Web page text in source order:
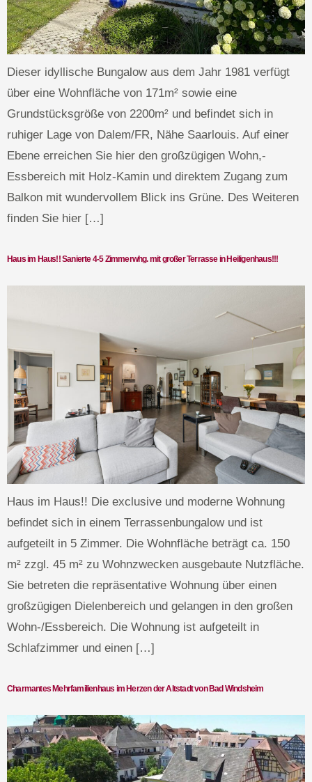
Dieser idyllische Bungalow aus dem Jahr 1981 verfügt
über eine Wohnfläche von 171m² sowie eine
Grundstücksgröße von 2200m² und befindet sich in
ruhiger Lage von Dalem/FR, Nähe Saarlouis. Auf einer
Ebene erreichen Sie hier den großzügigen Wohn,-
Essbereich mit Holz-Kamin und direktem Zugang zum
Balkon mit wundervollem Blick ins Grüne. Des Weiteren
finden Sie hier […]
Haus im Haus!! Sanierte 4-5 Zimmerwhg. mit großer Terrasse in Heiligenhaus!!!
Haus im Haus!! Die exclusive und moderne Wohnung
befindet sich in einem Terrassenbungalow und ist
aufgeteilt in 5 Zimmer. Die Wohnfläche beträgt ca. 150
m² zzgl. 45 m² zu Wohnzwecken ausgebaute Nutzfläche.
Sie betreten die repräsentative Wohnung über einen
großzügigen Dielenbereich und gelangen in den großen
Wohn-/Essbereich. Die Wohnung ist aufgeteilt in
Schlafzimmer und einen […]
Charmantes Mehrfamilienhaus im Herzen der Altstadt von Bad Windsheim